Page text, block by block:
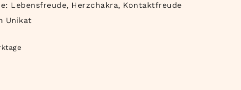
Lebensfreude, Herzchakra, Kontaktfreude
Unikat